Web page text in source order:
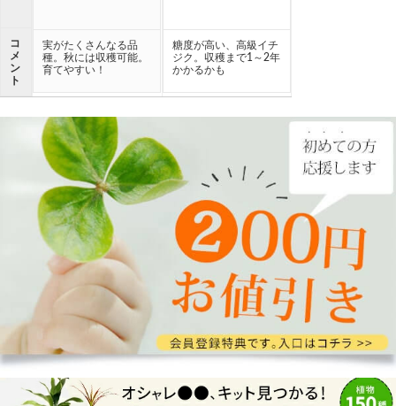
コ
メ
ン
ト
実がたくさんなる品
種。秋には収穫可能。
育てやすい！
糖度が高い、高級イチ
ジク。収穫まで1～2年
かかるかも